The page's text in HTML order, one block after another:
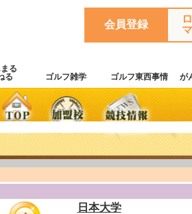
会員登録
る
る
ゴルフ雑学 ゴルフ東西事情 が
日本大学